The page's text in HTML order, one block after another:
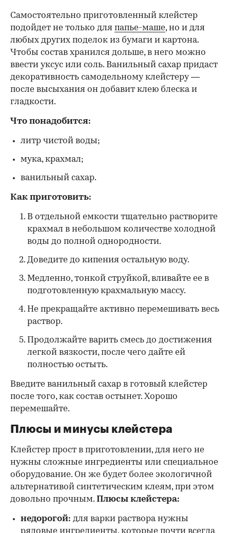
Самостоятельно приготовленный клейстер
подойдет не только для папье-маше, но и для
любых других поделок из бумаги и картона.
Чтобы состав хранился дольше, в него можно
ввести уксус или соль. Ванильный сахар придаст
декоративность самодельному клейстеру —
после высыхания он добавит клею блеска и
гладкости.
Что понадобится:
литр чистой воды;
мука, крахмал;
ванильный сахар.
Как приготовить:
В отдельной емкости тщательно растворите
крахмал в небольшом количестве холодной
воды до полной однородности.
Доведите до кипения остальную воду.
Медленно, тонкой струйкой, вливайте ее в
подготовленную крахмальную массу.
Не прекращайте активно перемешивать весь
раствор.
Продолжайте варить смесь до достижения
легкой вязкости, после чего дайте ей
полностью остыть.
Введите ванильный сахар в готовый клейстер
после того, как состав остынет. Хорошо
перемешайте.
Плюсы и минусы клейстера
Клейстер прост в приготовлении, для него не
нужны сложные ингредиенты или специальное
оборудование. Он же будет более экологичной
альтернативой синтетическим клеям, при этом
довольно прочным. Плюсы клейстера:
недорогой: для варки раствора нужны